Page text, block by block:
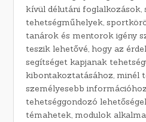
kívül délutáni foglalkozások,
tehetségműhelyek,
tanárok és mentorok igény
teszik lehetővé, hogy az
segítséget kapjanak
kibontakoztatásához, minél
személyesebb
tehetséggondozó
témahetek, modulok